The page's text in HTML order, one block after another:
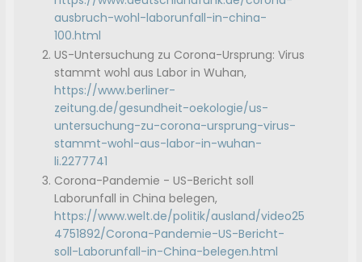
ausbruch-wohl-laborunfall-in-china-
100.html
US-Untersuchung zu Corona-Ursprung: Virus
stammt wohl aus Labor in Wuhan,
https://www.berliner-
zeitung.de/gesundheit-oekologie/us-
untersuchung-zu-corona-ursprung-virus-
stammt-wohl-aus-labor-in-wuhan-
li.2277741
Corona-Pandemie - US-Bericht soll
Laborunfall in China belegen,
https://www.welt.de/politik/ausland/video25
4751892/Corona-Pandemie-US-Bericht-
soll-Laborunfall-in-China-belegen.html